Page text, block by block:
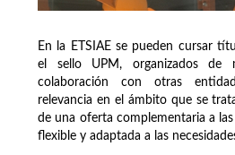
En la ETSIAE se pueden cursar
el sello UPM, organizados de
colaboración con otras
relevancia en el ámbito que se
de una oferta complementaria a las
flexible y adaptada a las